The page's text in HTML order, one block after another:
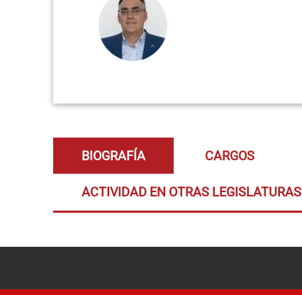
BIOGRAFÍA CARGOS
ACTIVIDAD EN OTRAS LEGISLATURAS